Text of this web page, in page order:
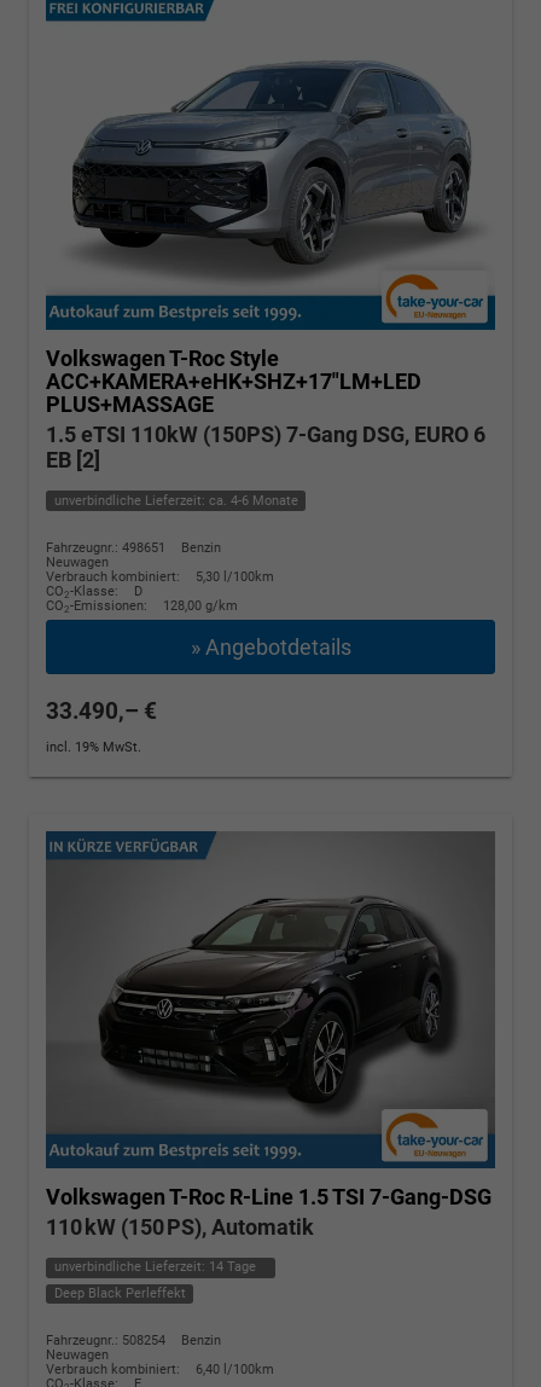
Volkswagen T-RocStyle
ACC+KAMERA+eHK+SHZ+17"LM+LED
PLUS+MASSAGE
1.5 eTSI 110kW (150PS) 7-Gang DSG, EURO 6
EB [2]
unverbindliche Lieferzeit: ca. 4-6 Monate
Fahrzeugnr.: 498651
Benzin
Neuwagen
Verbrauch kombiniert:
5,30 l/100km
CO2-Klasse:
D
CO2-Emissionen: 128,00 g/km
» Angebotdetails
33.490,– €
incl. 19% MwSt.
Volkswagen T-Roc R-Line 1.5 TSI 7-Gang-DSG
110 kW (150 PS), Automatik
unverbindliche Lieferzeit: 14 Tage
Deep Black Perleffekt
Fahrzeugnr.: 508254
Benzin
Neuwagen
Verbrauch kombiniert:
6,40 l/100km